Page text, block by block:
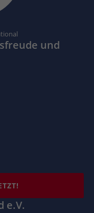
und
e.V.